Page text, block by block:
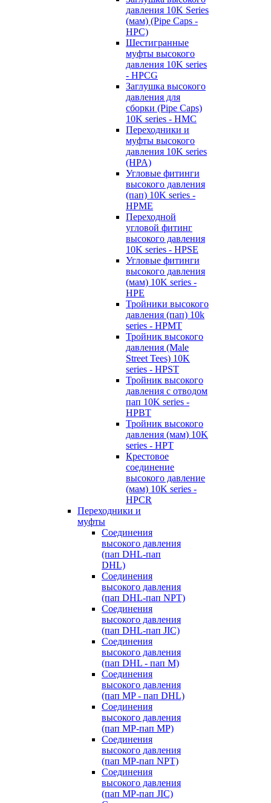
давления 10K Series
(мам) (Pipe Caps -
HPC)
Шестигранные
муфты высокого
давления 10K series
- HPCG
Заглушка высокого
давления для
сборки (Pipe Caps)
10K series - HMC
Переходники и
муфты высокого
давления 10K series
(HPA)
Угловые фитинги
высокого давления
(пап) 10K series -
HPME
Переходной
угловой фитинг
высокого давления
10K series - HPSE
Угловые фитинги
высокого давления
(мам) 10K series -
HPE
Тройники высокого
давления (пап) 10k
series - HPMT
Тройник высокого
давления (Male
Street Tees) 10K
series - HPST
Тройник высокого
давления с отводом
пап 10K series -
HPBT
Тройник высокого
давления (мам) 10K
series - HPT
Крестовое
соединение
высокого давление
(мам) 10K series -
HPCR
Переходники и
муфты
Cоединения
высокого давления
(пап DHL-пап
DHL)
Соединения
высокого давления
(пап DHL-пап NPT)
Соединения
высокого давления
(пап DHL-пап JIC)
Cоединения
высокого давления
(пап DHL - пап M)
Cоединения
высокого давления
(пап MP - пап DHL)
Соединения
высокого давления
(пап MP-пап MP)
Соединения
высокого давления
(пап MP-пап NPT)
Соединения
высокого давления
(пап MP-пап JIC)